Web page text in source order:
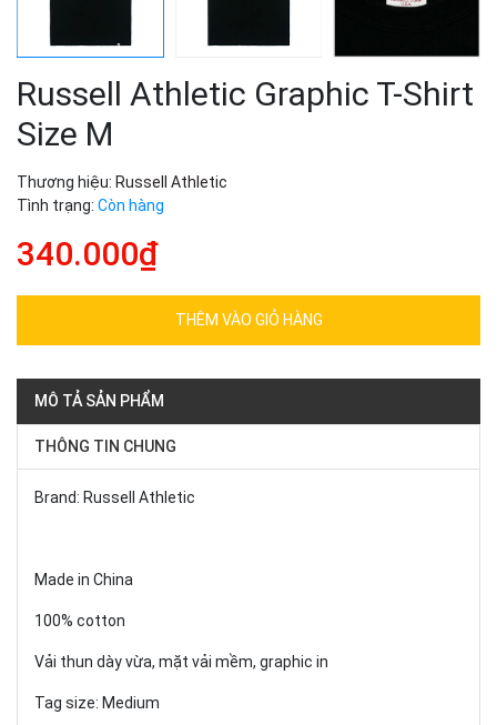
Russell Athletic Graphic T-Shirt
Size M
Thương hiệu: Russell Athletic
Tình trạng: Còn hàng
340.000₫
THÊM VÀO GIỎ HÀNG
MÔ TẢ SẢN PHẨM
THÔNG TIN CHUNG
Brand: Russell Athletic
Made in China
100% cotton
Vải thun dày vừa, mặt vải mềm, graphic in
Tag size: Medium